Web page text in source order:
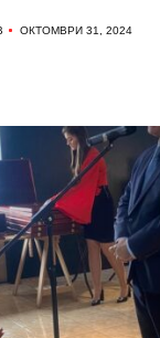
ОКТОМВРИ 31, 2024